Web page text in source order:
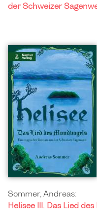
der Schweizer
Sommer, Andreas:
Helisee III. Das Lied